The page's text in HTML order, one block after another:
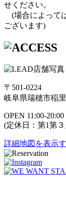
せください。
(場合によって
ございます)
〒501-0224
岐阜県瑞穂市稲
OPEN 11:00-20:00
(定休日：第1第
詳細地図を表示